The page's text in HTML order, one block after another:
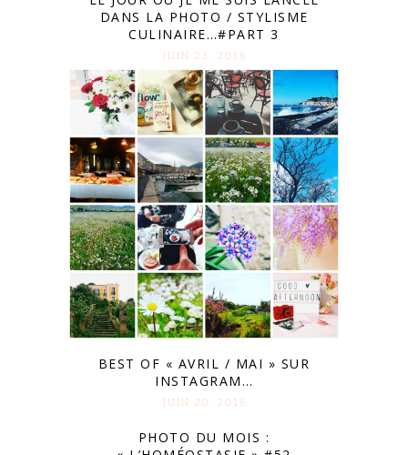
DANS LA PHOTO / STYLISME
CULINAIRE…#PART 3
JUIN 23. 2016
BEST OF « AVRIL / MAI » SUR
INSTAGRAM…
JUIN 20. 2016
PHOTO DU MOIS :